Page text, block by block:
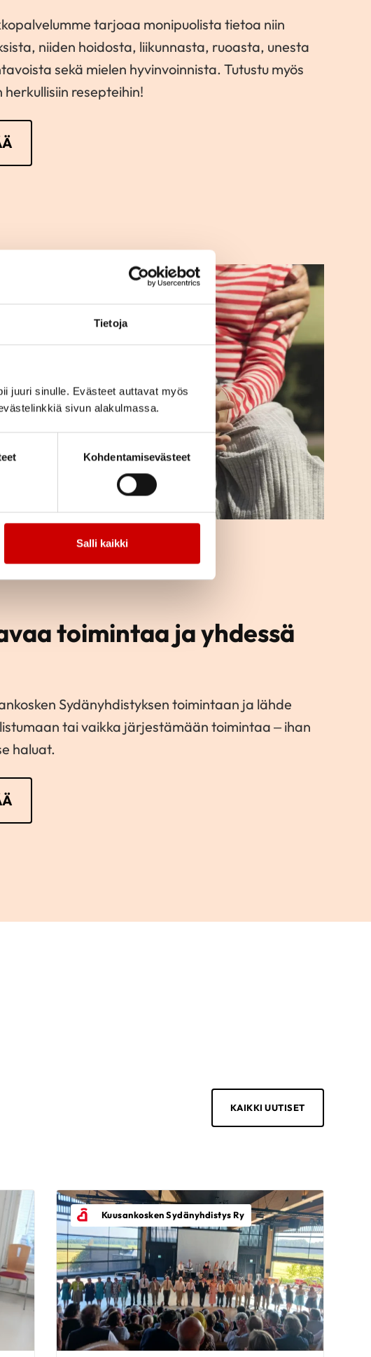
Tietoja
juuri sinulle. Evästeet auttavat myös
sivun alakulmassa.
Kohdentamisevästeet
Salli kaikki
tarjoaa monipuolista tietoa niin
niiden hoidosta, liikunnasta, ruoasta, unesta
sekä mielen hyvinvoinnista. Tutustu myös
herkullisiin resepteihin!
toimintaa ja yhdessä
Sydänyhdistyksen toimintaan ja lähde
tai vaikka järjestämään toimintaa – ihan
haluat.
KAIKKI UUTISET
Kuusankosken Sydänyhdistys Ry